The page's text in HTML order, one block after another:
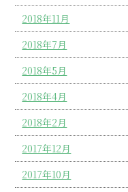
2018年11月
2018年7月
2018年5月
2018年4月
2018年2月
2017年12月
2017年10月